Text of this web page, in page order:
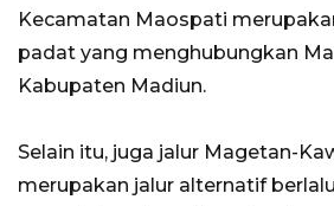
Kecamatan Maospati
padat yang menghubungkan
Kabupaten Madiun.
Selain itu, juga jalur Magetan-
merupakan jalur alternatif